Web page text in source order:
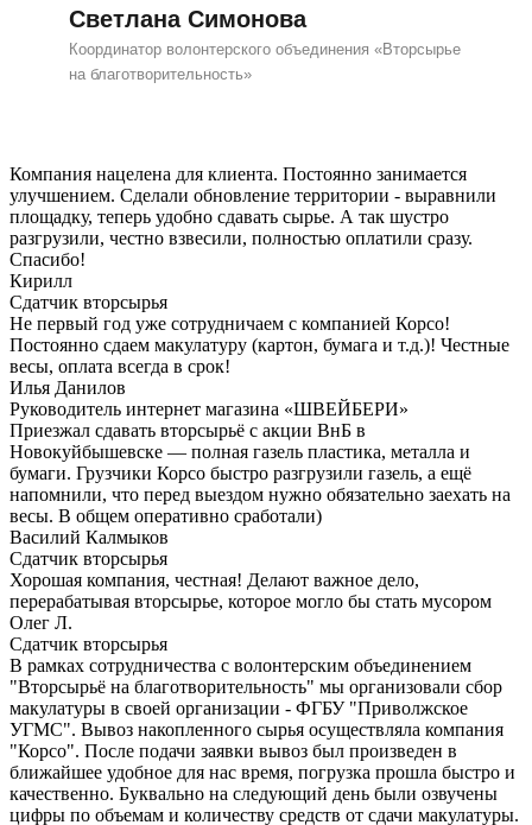
Светлана Симонова
Координатор волонтерского объединения «Вторсырье
на благотворительность»
Компания нацелена для клиента. Постоянно занимается
улучшением. Сделали обновление территории - выравнили
площадку, теперь удобно сдавать сырье. А так шустро
разгрузили, честно взвесили, полностью оплатили сразу.
Спасибо!
Кирилл
Сдатчик вторсырья
Не первый год уже сотрудничаем с компанией Корсо!
Постоянно сдаем макулатуру (картон, бумага и т.д.)! Честные
весы, оплата всегда в срок!
Илья Данилов
Руководитель интернет магазина «ШВЕЙБЕРИ»
Приезжал сдавать вторсырьё с акции ВнБ в
Новокуйбышевске — полная газель пластика, металла и
бумаги. Грузчики Корсо быстро разгрузили газель, а ещё
напомнили, что перед выездом нужно обязательно заехать на
весы. В общем оперативно сработали)
Василий Калмыков
Сдатчик вторсырья
Хорошая компания, честная! Делают важное дело,
перерабатывая вторсырье, которое могло бы стать мусором
Олег Л.
Сдатчик вторсырья
В рамках сотрудничества с волонтерским объединением
"Вторсырьё на благотворительность" мы организовали сбор
макулатуры в своей организации - ФГБУ "Приволжское
УГМС". Вывоз накопленного сырья осуществляла компания
"Корсо". После подачи заявки вывоз был произведен в
ближайшее удобное для нас время, погрузка прошла быстро и
качественно. Буквально на следующий день были озвучены
цифры по объемам и количеству средств от сдачи макулатуры.